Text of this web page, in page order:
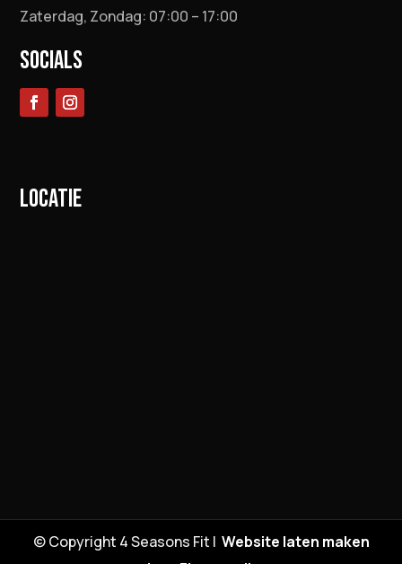
Zaterdag, Zondag: 07:00 – 17:00
SOCIALS
LOCATIE
© Copyright 4 Seasons Fit | Website laten maken